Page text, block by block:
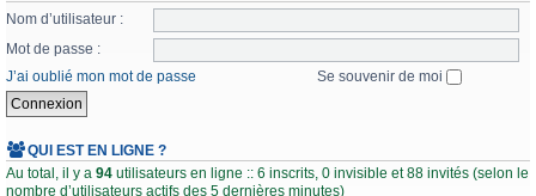
Nom d’utilisateur :
Mot de passe :
J’ai oublié mon mot de passe
Se souvenir de moi
QUI EST EN LIGNE ?
Au total, il y a 94 utilisateurs en ligne :: 6 inscrits, 0 invisible et 88 invités (selon le
nombre d’utilisateurs actifs des 5 dernières minutes)